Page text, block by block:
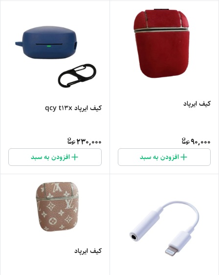
کیف ایرپاد
90,000
افزودن به سبد
کیف ایرپاد qcy t13x
230,000
افزودن به سبد
کیف ایرپاد